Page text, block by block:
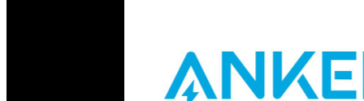
الروابط السريعة ..